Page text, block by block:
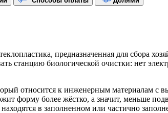
предназначенная для сбора
станцию биологической очистки: нет
относится к инженерным материалам с
форму более жёстко, а значит, меньше
в заполненном или частично